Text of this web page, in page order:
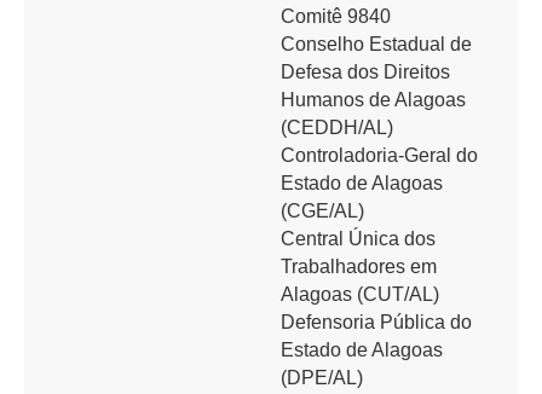
Comitê 9840
Conselho Estadual de
Defesa dos Direitos
Humanos de Alagoas
(CEDDH/AL)
Controladoria-Geral do
Estado de Alagoas
(CGE/AL)
Central Única dos
Trabalhadores em
Alagoas (CUT/AL)
Defensoria Pública do
Estado de Alagoas
(DPE/AL)